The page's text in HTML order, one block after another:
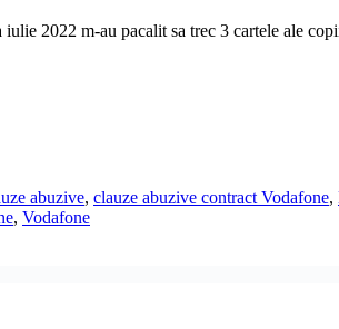
2022 m-au pacalit sa trec 3 cartele ale
abuzive, clauze abuzive contract Vodafone,
, Vodafone